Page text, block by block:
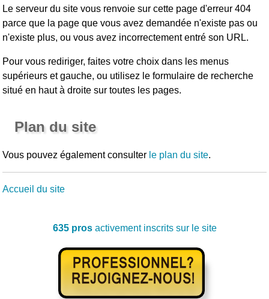
Le serveur du site vous renvoie sur cette page d'erreur 404
parce que la page que vous avez demandée n'existe pas ou
n'existe plus, ou vous avez incorrectement entré son URL.
Pour vous rediriger, faites votre choix dans les menus
supérieurs et gauche, ou utilisez le formulaire de recherche
situé en haut à droite sur toutes les pages.
Plan du site
Vous pouvez également consulter le plan du site.
Accueil du site
635 prosactivement inscrits sur le site